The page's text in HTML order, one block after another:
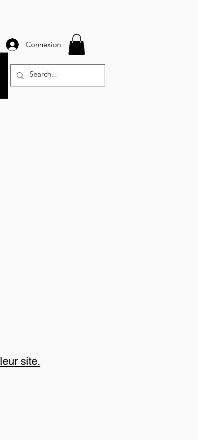
Connexion
site.